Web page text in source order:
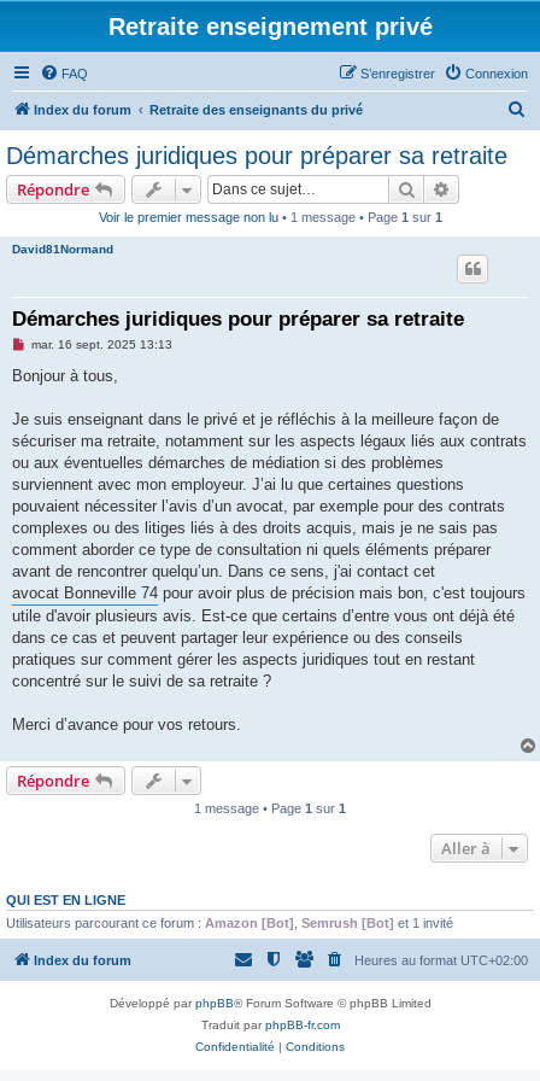
Retraite enseignement privé
FAQ Connexion
S’enregistrer
Index du forum Retraite des enseignants du privé
Démarches juridiques pour préparer sa retraite
Répondre Rechercher
Voir le premier message non lu• 1 message • Page 1 sur 1
David81Normand
Démarches juridiques pour préparer sa retraite
M
s
g
n
o
l
u
mar. 16 sept. 2025 13:13
Bonjour à tous,
Je suis enseignant dans le privé et je réfléchis à la meilleure façon de
sécuriser ma retraite, notamment sur les aspects légaux liés aux contrats
ou aux éventuelles démarches de médiation si des problèmes
surviennent avec mon employeur. J’ai lu que certaines questions
pouvaient nécessiter l’avis d’un avocat, par exemple pour des contrats
complexes ou des litiges liés à des droits acquis, mais je ne sais pas
comment aborder ce type de consultation ni quels éléments préparer
avant de rencontrer quelqu’un. Dans ce sens, j'ai contact cet
avocat Bonneville 74 pour avoir plus de précision mais bon, c'est toujours
utile d'avoir plusieurs avis. Est-ce que certains d’entre vous ont déjà été
dans ce cas et peuvent partager leur expérience ou des conseils
pratiques sur comment gérer les aspects juridiques tout en restant
concentré sur le suivi de sa retraite ?
Merci d’avance pour vos retours.
Répondre
1 message • Page 1 sur 1
Aller à
QUI EST EN LIGNE
Utilisateurs parcourant ce forum : Amazon [Bot] Semrush [Bot] et 1 invité
Index du forum Heures au format UTC+02:00
Développé parphpBB® Forum Software © phpBB Limited
Traduit parphpBB-fr.com
Confidentialité | Conditions